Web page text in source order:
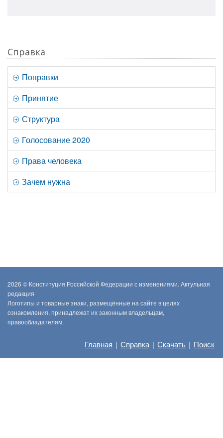
Справка
Поправки
Принятие
Структура
Голосование 2020
Права человека
Зачем нужна
2026 © Конституция Российской Федерации с изменениями. Актульная
редакция
Логотипы и товарные знаки, размещённые на сайте в целях
ознакомления, принадлежат их законным владельцам,
правообладателям.
Главная | Справка | Скачать | Поиск